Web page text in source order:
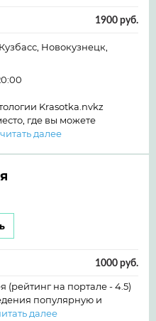
1900 руб.
Новокузнецк,
Krasotka.nvkz
где вы можете
читать далее
1000 руб.
на портале - 4.5)
популярную и
далее